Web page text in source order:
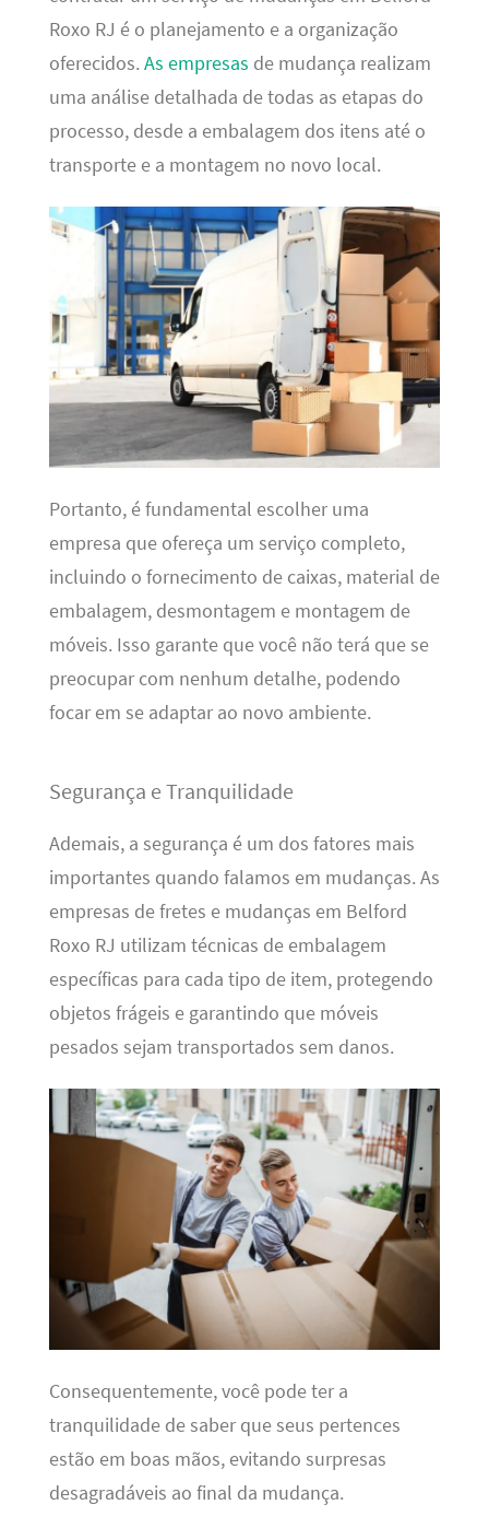
Roxo RJ é o planejamento e a organização
oferecidos. As empresas de mudança realizam
uma análise detalhada de todas as etapas do
processo, desde a embalagem dos itens até o
transporte e a montagem no novo local.
Portanto, é fundamental escolher uma
empresa que ofereça um serviço completo,
incluindo o fornecimento de caixas, material de
embalagem, desmontagem e montagem de
móveis. Isso garante que você não terá que se
preocupar com nenhum detalhe, podendo
focar em se adaptar ao novo ambiente.
Segurança e Tranquilidade
Ademais, a segurança é um dos fatores mais
importantes quando falamos em mudanças. As
empresas de fretes e mudanças em Belford
Roxo RJ utilizam técnicas de embalagem
específicas para cada tipo de item, protegendo
objetos frágeis e garantindo que móveis
pesados sejam transportados sem danos.
Consequentemente, você pode ter a
tranquilidade de saber que seus pertences
estão em boas mãos, evitando surpresas
desagradáveis ao final da mudança.